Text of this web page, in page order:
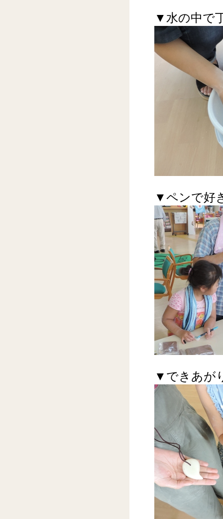
▼水の中で
▼ペンで好
▼できあが